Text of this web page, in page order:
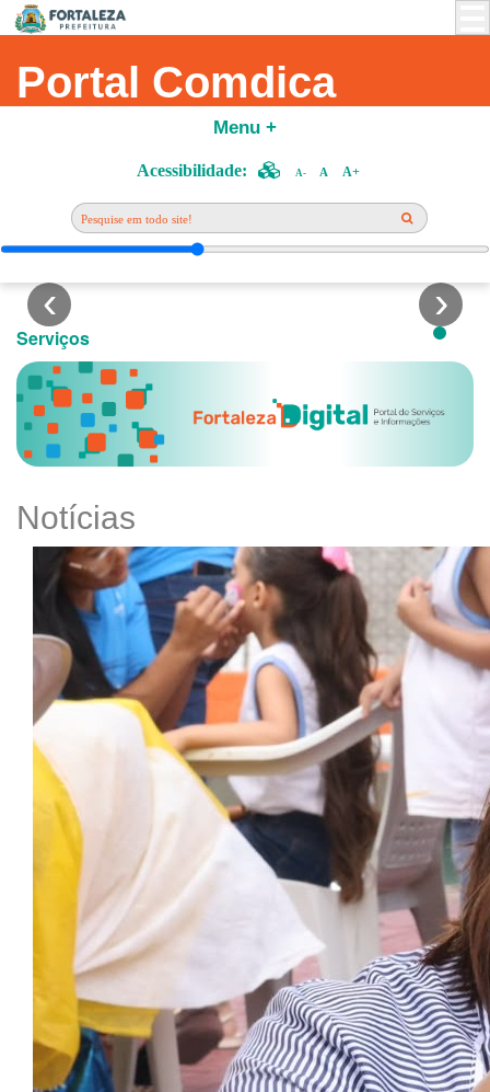
Portal Comdica
Menu +
Acessibilidade: A A+
Saiba Mais
Serviços
Notícias